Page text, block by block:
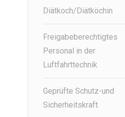
Diätkoch/Diätköchin
Freigabeberechtigtes
Personal in der
Luftfahrttechnik
Geprüfte Schutz-und
Sicherheitskraft